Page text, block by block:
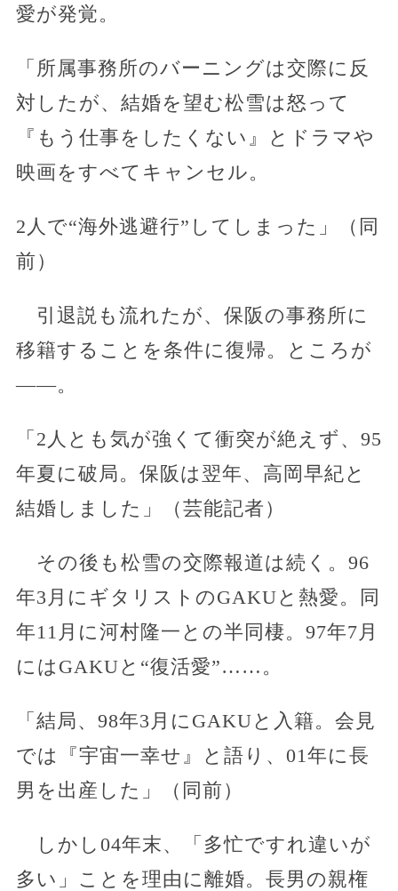
愛が発覚。
「所属事務所のバーニングは交際に反
対したが、結婚を望む松雪は怒って
『もう仕事をしたくない』とドラマや
映画をすべてキャンセル。
2人で“海外逃避行”してしまった」（同
前）
引退説も流れたが、保阪の事務所に
移籍することを条件に復帰。ところが
――。
「2人とも気が強くて衝突が絶えず、95
年夏に破局。保阪は翌年、高岡早紀と
結婚しました」（芸能記者）
その後も松雪の交際報道は続く。96
年3月にギタリストのGAKUと熱愛。同
年11月に河村隆一との半同棲。97年7月
にはGAKUと“復活愛”……。
「結局、98年3月にGAKUと入籍。会見
では『宇宙一幸せ』と語り、01年に長
男を出産した」（同前）
しかし04年末、「多忙ですれ違いが
多い」ことを理由に離婚。長男の親権